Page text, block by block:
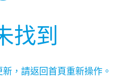
找到
，請返回首頁重新操作。